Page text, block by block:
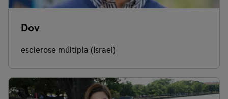
Dov
esclerose múltipla (Israel)